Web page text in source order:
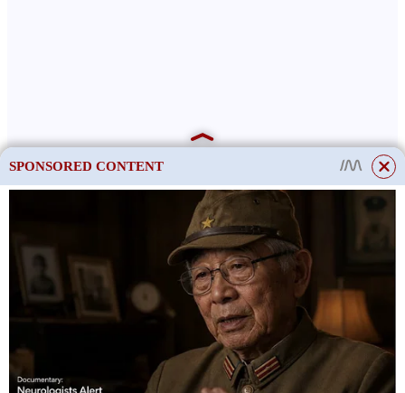
This site uses cookies to store data. By continuing to use the site, you consent
to the use of these files.
OK
SPONSORED CONTENT